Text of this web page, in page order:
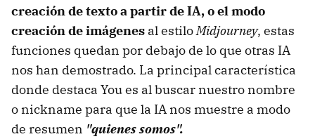
creación de texto a partir de IA, o el modo
creación de imágenes al estiloMidjourney, estas
funciones quedan por debajo de lo que otras IA
nos han demostrado. La principal característica
donde destaca You es al buscar nuestro nombre
o nickname para que la IA nos muestre a modo
de resumen "quienes somos".